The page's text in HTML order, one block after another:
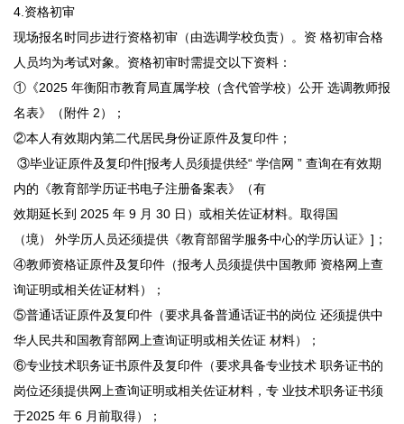
4.资格初审
现场报名时同步进行资格初审（由选调学校负责）。资 格初审合格
人员均为考试对象。资格初审时需提交以下资料：
①《2025 年衡阳市教育局直属学校（含代管学校）公开 选调教师报
名表》（附件 2）；
②本人有效期内第二代居民身份证原件及复印件；
③毕业证原件及复印件[报考人员须提供经“ 学信网 ” 查询在有效期
内的《教育部学历证书电子注册备案表》（有
效期延长到 2025 年 9 月 30 日）或相关佐证材料。取得国
（境） 外学历人员还须提供《教育部留学服务中心的学历认证》]；
④教师资格证原件及复印件（报考人员须提供中国教师 资格网上查
询证明或相关佐证材料）；
⑤普通话证原件及复印件（要求具备普通话证书的岗位 还须提供中
华人民共和国教育部网上查询证明或相关佐证 材料）；
⑥专业技术职务证书原件及复印件（要求具备专业技术 职务证书的
岗位还须提供网上查询证明或相关佐证材料，专 业技术职务证书须
于2025 年 6 月前取得）；